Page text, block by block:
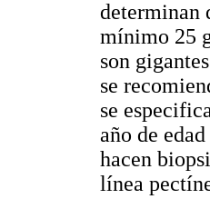
determinan
mínimo 25
son
se
se
año de
hacen
línea